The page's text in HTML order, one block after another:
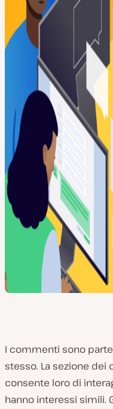
I commenti sono
stesso. La sezione
consente loro di
hanno interessi simili.